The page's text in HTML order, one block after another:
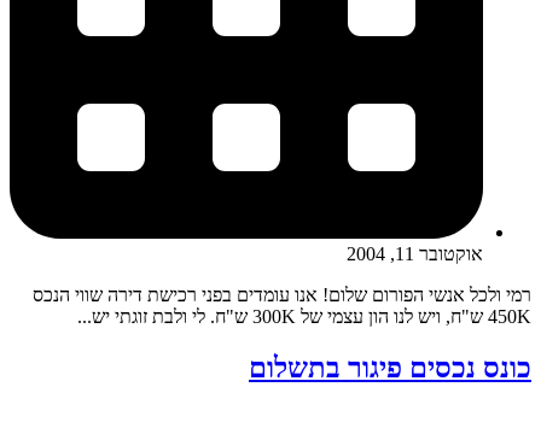
אוקטובר 11, 2004
רמי ולכל אנשי הפורום שלום! אנו עומדים בפני רכישת דירה שווי הנכס
450K ש"ח, ויש לנו הון עצמי של 300K ש"ח. לי ולבת זוגתי יש...
כונס נכסים פיגור בתשלום